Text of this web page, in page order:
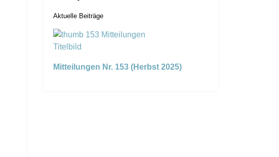
Aktuelle Beiträge
Mitteilungen Nr. 153 (Herbst 2025)